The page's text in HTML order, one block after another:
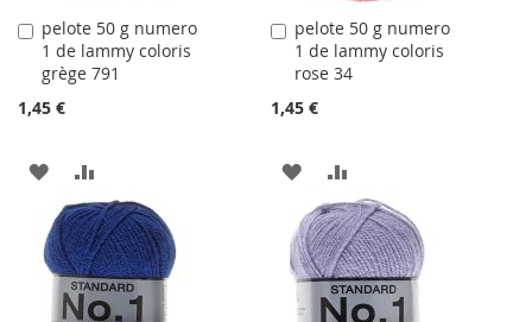
pelote 50 g numero
1 de lammy coloris
grège 791
1,45 €
Ajouter
au
panier
AJOUTER
À
LA
LISTE
AU
COMPARATEUR
pelote 50 g numero
1 de lammy coloris
rose 34
1,45 €
Ajouter
au
panier
AJOUTER
À
LA
LISTE
AU
COMPARATEUR